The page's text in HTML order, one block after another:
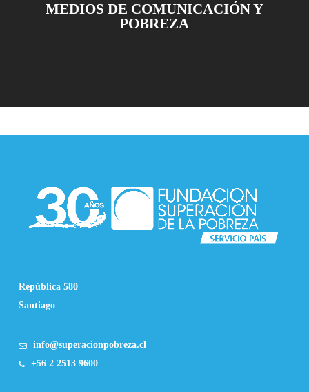
MEDIOS DE COMUNICACIÓN Y
POBREZA
República 580
Santiago
info@superacionpobreza.cl
+56 2 2513 9600